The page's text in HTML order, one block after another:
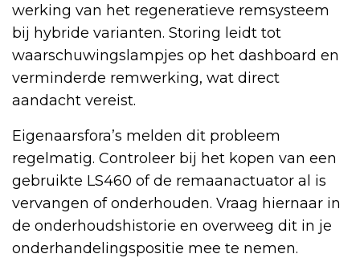
werking van het regeneratieve remsysteem
bij hybride varianten. Storing leidt tot
waarschuwingslampjes op het dashboard en
verminderde remwerking, wat direct
aandacht vereist.
Eigenaarsfora’s melden dit probleem
regelmatig. Controleer bij het kopen van een
gebruikte LS460 of de remaanactuator al is
vervangen of onderhouden. Vraag hiernaar in
de onderhoudshistorie en overweeg dit in je
onderhandelingspositie mee te nemen.